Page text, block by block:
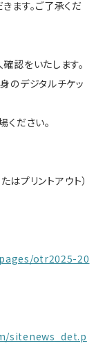
ます。ご了承くだ
認をいたします。
のデジタルチケッ
ださい。
はプリントアウト）
otr2025-20
sitenews_det.p